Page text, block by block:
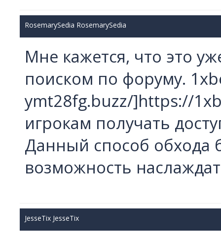
RosemarySedia RosemarySedia
Мне кажется, что это
поиском по форуму.
ymt28fg.buzz/]https://
игрокам получать
Данный способ обхода
возможность
JesseTix JesseTix